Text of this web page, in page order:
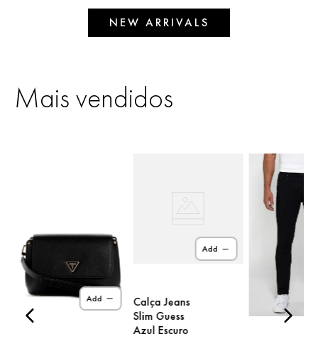
NEW ARRIVALS
Mais vendidos
Add
Add
Calça Jeans
Slim Guess
Azul Escuro